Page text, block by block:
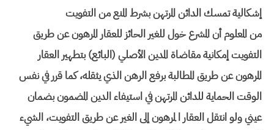
إشكالية تمسك الدائن المرتهن بشرط المنع من التفويت
من المعلوم أن المشرع خول للغير الحائز للعقار المرهون عن طريق
التفويت إمكانية مقاضاة المدين الأصلي (البائع) بتطهير العقار
المرهون عن طريق المطالبة برفع الرهن الذي يثقله، كما قرر في نفس
الوقت الحماية للدائن المرتهن في استيفاء الدين المضمون بضمان
عيني ولو انتقل العقار ا لمرهون إلى الغير عن طريق التفويت، الشيء